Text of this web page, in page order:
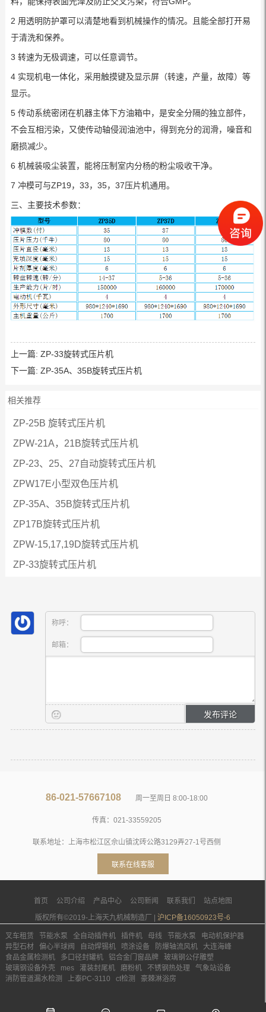
2 用透明防护罩可以清楚地看到机械操作的情况。且能全部打开易
于清洗和保养。
3 转速为无极调速，可以任意调节。
4 实现机电一体化，采用触摸键及显示屏（转速，产量，故障）等
显示。
5 传动系统密闭在机器主体下方油箱中，是安全分隔的独立部件，
不会互相污染，又使传动轴侵润油池中，得到充分的润滑，噪音和
磨损减少。
6 机械装吸尘装置，能将压制室内分杨的粉尘吸收干净。
7 冲模可与ZP19，33，35，37压片机通用。
三、主要技术参数：
上一篇: ZP-33旋转式压片机
下一篇: ZP-35A、35B旋转式压片机
相关推荐
ZP-25B 旋转式压片机
ZPW-21A，21B旋转式压片机
ZP-23、25、27自动旋转式压片机
ZPW17E小型双色压片机
ZP-35A、35B旋转式压片机
ZP17B旋转式压片机
ZPW-15,17,19D旋转式压片机
ZP-33旋转式压片机
称呼：
邮箱：
86-021-57667108 周一至周日 8:00-18:00
传真：021-33559205
联系地址：上海市松江区佘山镇沈砖公路3129弄27-1号西侧
联系在线客服
首页 公司介绍 产品中心 公司新闻 联系我们
站点地图
版权所有©2019-上海天九机械制造厂 |沪ICP备16050923号-6
叉车租赁 节能水泵 全自动插件机 插件机 母线 节能水泵
电动机保护器
异型石材
偏心半球阀 自动焊锡机 喷涂设备 防爆轴流风机
大连海峰
食品金属检测机
多口径封罐机 铝合金门窗品牌
玻璃钢公仔雕塑
玻璃钢设备外壳
mes 灌装封尾机 磨粉机 不锈钢热处理
气象站设备
消防管道漏水检测
上泰PC-3110 ct检测 豪棘淋浴房